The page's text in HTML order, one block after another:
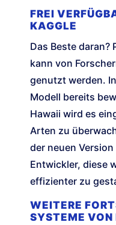
FREI
KAGGLE
Das Beste
kann von
genutzt werden.
Modell bereits
Hawaii wird es
Arten zu
der neuen
Entwickler, diese
effizienter zu
WEITERE
SYSTEME VON